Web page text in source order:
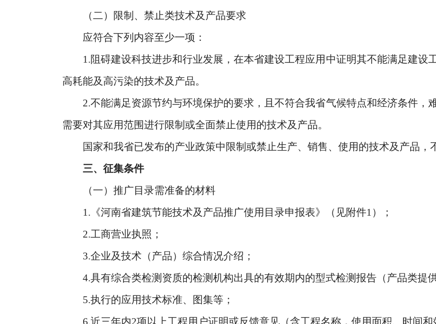
（二）限制、禁止类技术及产品要求
应符合下列内容至少一项：
1.阻碍建设科技进步和行业发展，在本省建设工程应用中证明其不能满足建设
高耗能及高污染的技术及产品。
2.不能满足资源节约与环境保护的要求，且不符合我省气候特点和经济条件，
需要对其应用范围进行限制或全面禁止使用的技术及产品。
国家和我省已发布的产业政策中限制或禁止生产、销售、使用的技术及产品，
三、征集条件
（一）推广目录需准备的材料
1.《河南省建筑节能技术及产品推广使用目录申报表》（见附件1）；
2.工商营业执照；
3.企业及技术（产品）综合情况介绍；
4.具有综合类检测资质的检测机构出具的有效期内的型式检测报告（产品类提供
5.执行的应用技术标准、图集等；
6.近三年内2项以上工程用户证明或反馈意见（含工程名称，使用面积、时间和